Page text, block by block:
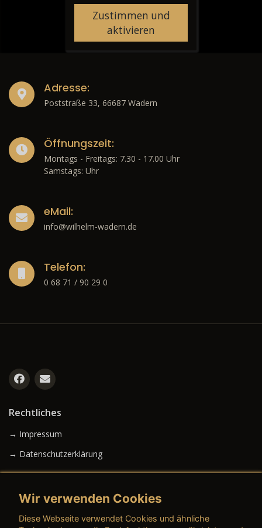
Zustimmen und
aktivieren
Adresse:
Poststraße 33, 66687 Wadern
Öffnungszeit:
Montags - Freitags: 7.30 - 17.00 Uhr
Samstags: Uhr
eMail:
info@wilhelm-wadern.de
Telefon:
0 68 71 / 90 29 0
Rechtliches
→ Impressum
→ Datenschutzerklärung
Wir verwenden Cookies
Diese Webseite verwendet Cookies und ähnliche